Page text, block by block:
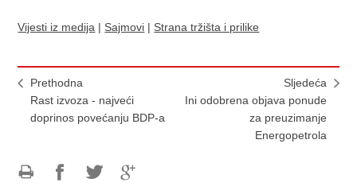
Vijesti iz medija | Sajmovi | Strana tržišta i prilike
Prethodna
Rast izvoza - najveći
doprinos povećanju BDP-a
Sljedeća
Ini odobrena objava ponude
za preuzimanje
Energopetrola